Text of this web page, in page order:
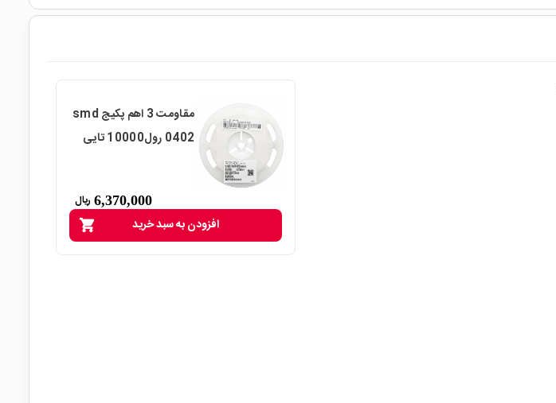
مقاومت 3 اهم پکیج smd
0402 رول10000 تایی
6,370,000 ریال
shopping_cart افزودن به سبد خرید